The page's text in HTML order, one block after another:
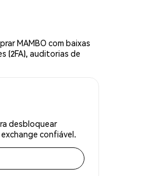
MAMBO com baixas
(2FA), auditorias de
desbloquear
confiável.